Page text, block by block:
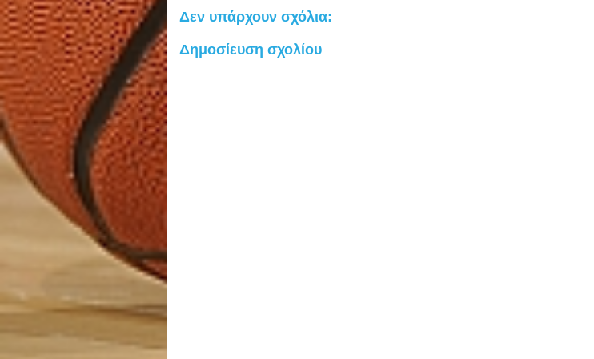
Δεν υπάρχουν σχόλια:
Δημοσίευση σχολίου